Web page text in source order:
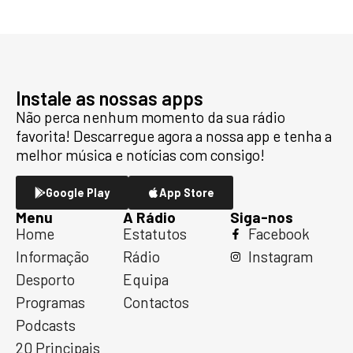
Instale as nossas apps
Não perca nenhum momento da sua rádio
favorita! Descarregue agora a nossa app e tenha a
melhor música e notícias com consigo!
Google Play App Store
Menu
Home
Informação
Desporto
Programas
Podcasts
20 Principais
A Rádio
Estatutos
Rádio
Equipa
Contactos
Siga-nos
Facebook
Instagram